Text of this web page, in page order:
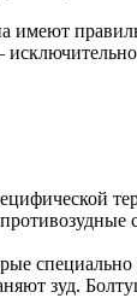
имеют
зуд.